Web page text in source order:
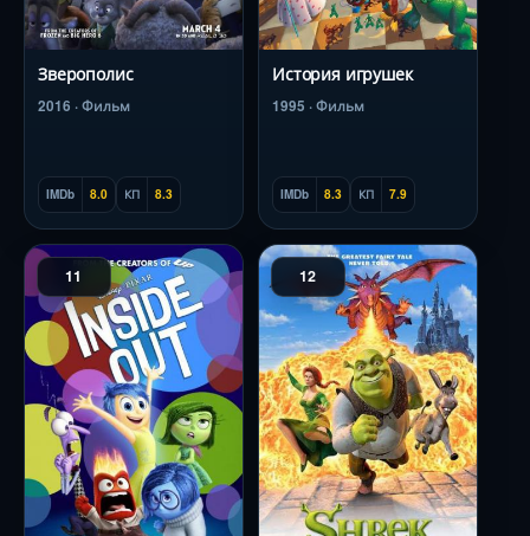
Зверополис
2016 · Фильм
IMDb 8.0 КП 8.3
История игрушек
1995 · Фильм
IMDb 8.3 КП 7.9
11 12